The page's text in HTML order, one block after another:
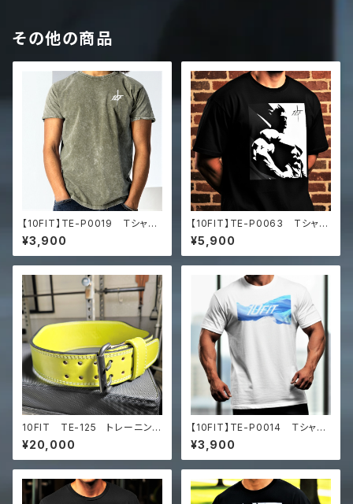
その他の商品
【10FIT】TE-P0019 Ｔシャ
ツ Denim T-Shirt
¥3,900
【10FIT】TE-P0063 Tシャ
ツ トレーニング 筋トレ ユ
ニセックス ビッグシルエット Tシ
ャツ Unisex oversized t-s
¥5,900
10FIT TE-125 トレーニング
ベルト リフティングベルト パ
ワーベルト レザー 黄色 ラ
イムグリーン lifting belt
¥20,000
【10FIT】TE-P0014 Ｔシャ
ツ トレーニング オーバーサ
イズ 10FITアートデザイン
Men’s box tee
¥3,900